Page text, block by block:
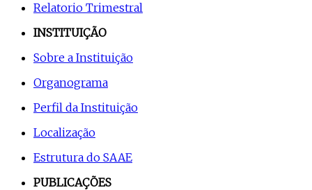
Relatorio Trimestral
INSTITUIÇÃO
Sobre a Instituição
Organograma
Perfil da Instituição
Localização
Estrutura do SAAE
PUBLICAÇÕES